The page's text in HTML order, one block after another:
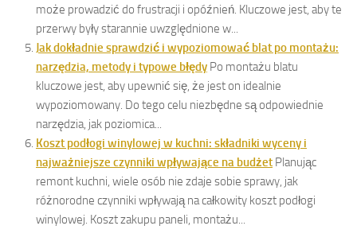
może prowadzić do frustracji i opóźnień. Kluczowe jest, aby te
przerwy były starannie uwzględnione w...
Jak dokładnie sprawdzić i wypoziomować blat po montażu:
narzędzia, metody i typowe błędy Po montażu blatu
kluczowe jest, aby upewnić się, że jest on idealnie
wypoziomowany. Do tego celu niezbędne są odpowiednie
narzędzia, jak poziomica...
Koszt podłogi winylowej w kuchni: składniki wyceny i
najważniejsze czynniki wpływające na budżet Planując
remont kuchni, wiele osób nie zdaje sobie sprawy, jak
różnorodne czynniki wpływają na całkowity koszt podłogi
winylowej. Koszt zakupu paneli, montażu...